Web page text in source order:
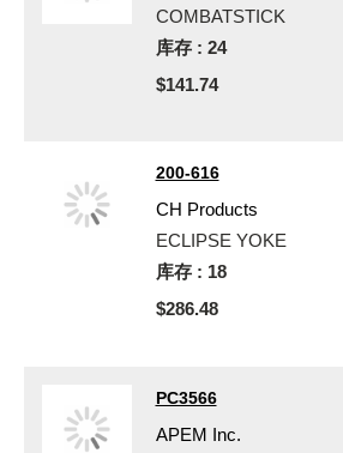
COMBATSTICK
库存 : 24
$141.74
200-616
CH Products
ECLIPSE YOKE
库存 : 18
$286.48
PC3566
APEM Inc.